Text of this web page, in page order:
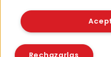
©
Políticas